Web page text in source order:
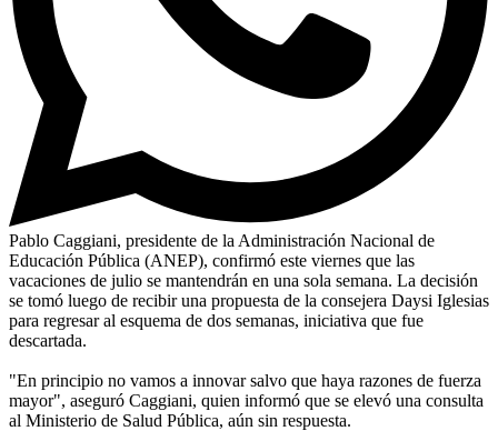
Pablo Caggiani, presidente de la Administración Nacional de
Educación Pública (ANEP), confirmó este viernes que las
vacaciones de julio se mantendrán en una sola semana. La decisión
se tomó luego de recibir una propuesta de la consejera Daysi Iglesias
para regresar al esquema de dos semanas, iniciativa que fue
descartada.
"En principio no vamos a innovar salvo que haya razones de fuerza
mayor", aseguró Caggiani, quien informó que se elevó una consulta
al Ministerio de Salud Pública, aún sin respuesta.